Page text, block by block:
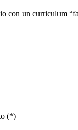
con un curriculum
(*)